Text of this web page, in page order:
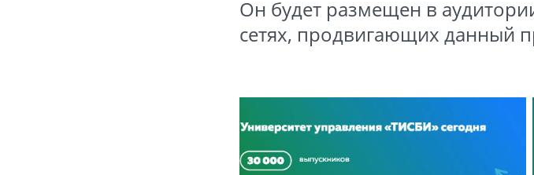
Он будет размещен в
сетях, продвигающих данный